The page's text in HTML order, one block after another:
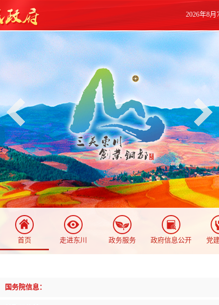
2026年8
首页 走进东川 政务服务 政府信息公开 党
国务院信息：